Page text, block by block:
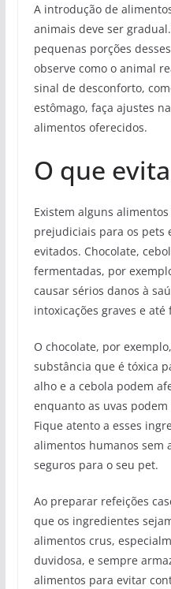
A introdução de
animais deve ser
pequenas porções
observe como o animal
sinal de desconforto,
estômago, faça ajustes
alimentos oferecidos.
O que
Existem alguns
prejudiciais para os pets
evitados. Chocolate,
fermentadas, por
causar sérios danos à
intoxicações graves e
O chocolate, por
substância que é tóxica
alho e a cebola podem
enquanto as uvas
Fique atento a esses
alimentos humanos sem
seguros para o seu pet.
Ao preparar refeições
que os ingredientes
alimentos crus,
duvidosa, e sempre
alimentos para evitar